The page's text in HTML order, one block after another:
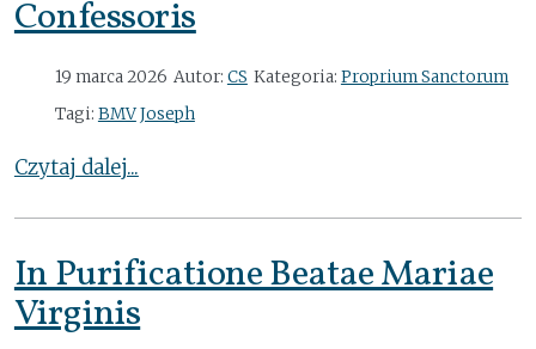
Confessoris
19 marca 2026 Autor: CS Kategoria: Proprium Sanctorum
Tagi: BMVJoseph
Czytaj dalej...
In Purificatione Beatae Mariae
Virginis